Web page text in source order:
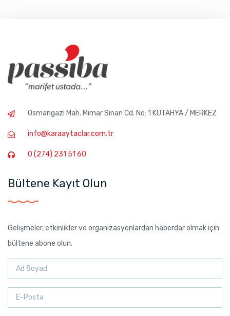
Osmangazi Mah. Mimar Sinan Cd. No: 1 KÜTAHYA / MERKEZ
info@karaaytaclar.com.tr
0 (274) 231 51 60
Bültene Kayıt Olun
Gelişmeler, etkinlikler ve organizasyonlardan haberdar olmak için
bültene abone olun.